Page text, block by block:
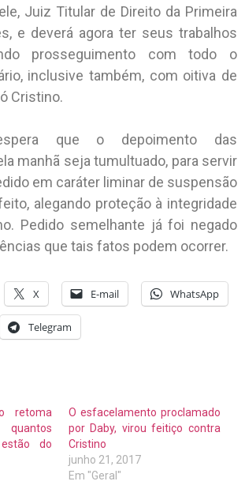
Juiz Titular de Direito da Primeira
e deverá agora ter seus trabalhos
prosseguimento com todo o
inclusive também, com oitiva de
Cristino.
que o depoimento das
manhã seja tumultuado, para servir
em caráter liminar de suspensão
alegando proteção à integridade
Pedido semelhante já foi negado
que tais fatos podem ocorrer.
X E-mail WhatsApp
Telegram
retoma
do
O esfacelamento proclamado
por Daby, virou feitiço contra
Cristino
junho 21, 2017
Em "Geral"